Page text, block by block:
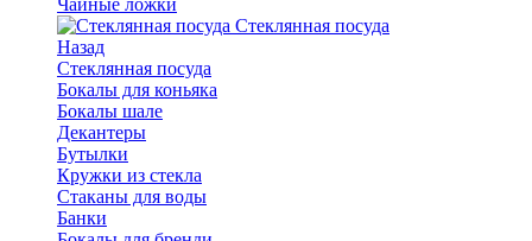
Стеклянная посуда
Назад
Стеклянная посуда
Бокалы для коньяка
Бокалы шале
Декантеры
Бутылки
Кружки из стекла
Стаканы для воды
Банки